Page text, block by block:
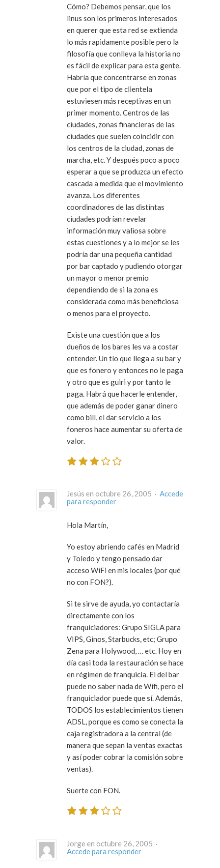
Cómo? Debemos pensar, que los
linus son los primeros interesados
en querer que esta red se extienda
lo más rapidamente posible pero la
filosofía que conlleva la historia no
es fácil de explicar para esta gente.
Habría que concentrarse en zonas
que por el tipo de clientela
estuviesen más receptivas en un
primer momento. Centros de las
ciudades, zonas financieras de las
ciudades que suelen coincidir con
los centros de la ciudad, zonas de
marcha, etc. Y después poco a poco
esperar a que se produzca un efecto
cascada a medida que el movimiento
avanza. Los diferentes
coordinadores de las distintas
ciudades podrían revelar
información muy valiosa sobre
estas cuestiones y a lo mejor se les
podría dar una pequeña cantidad
por bar captado y pudiendo otorgar
un mayor o menor premio
dependiendo de si la zona es
considerada como más beneficiosa
o menos para el proyecto.
Existe una cuestión que a los
dueños de los bares les va a costar
entender. Un tío que llega a su bar y
que es fonero y entonces no le paga
y otro que es guiri y por tanto le
paga. Habrá que hacerle entender,
que además de poder ganar dinero
como bill, el dar servicio a los
foneros hace aumentar su oferta de
valor.
Jesús en octubre 26, 2005 · Accede
para responder
Hola Martín,
Yo estoy abriendo cafés en Madrid
y Toledo y tengo pensado dar
acceso WiFi en mis locales (por qué
no con FON?).
Si te sirve de ayuda, yo contactaría
directamente con los
franquiciadores: Grupo SIGLA para
VIPS, Ginos, Starbucks, etc; Grupo
Zena para Holywood, … etc. Hoy en
día casi toda la restauración se hace
en régimen de franquicia. El del bar
puede no saber nada de Wifi, pero el
franquiciador puede que sí. Además,
TODOS los establecimientos tienen
ADSL, porque es como se conecta la
caja registradora a la central (de
manera que sepan la ventas exactas
y así poder cobrar la comisión sobre
ventas).
Suerte con FON.
Jorge en octubre 26, 2005 ·
Accede para responder